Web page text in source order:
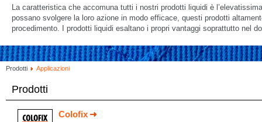
La caratteristica che accomuna tutti i nostri prodotti liquidi è
possano svolgere la loro azione in modo efficace, questi prodotti
procedimento. I prodotti liquidi esaltano i propri vantaggi soprattutto nel
Prodotti Applicazioni
Prodotti
Colofix